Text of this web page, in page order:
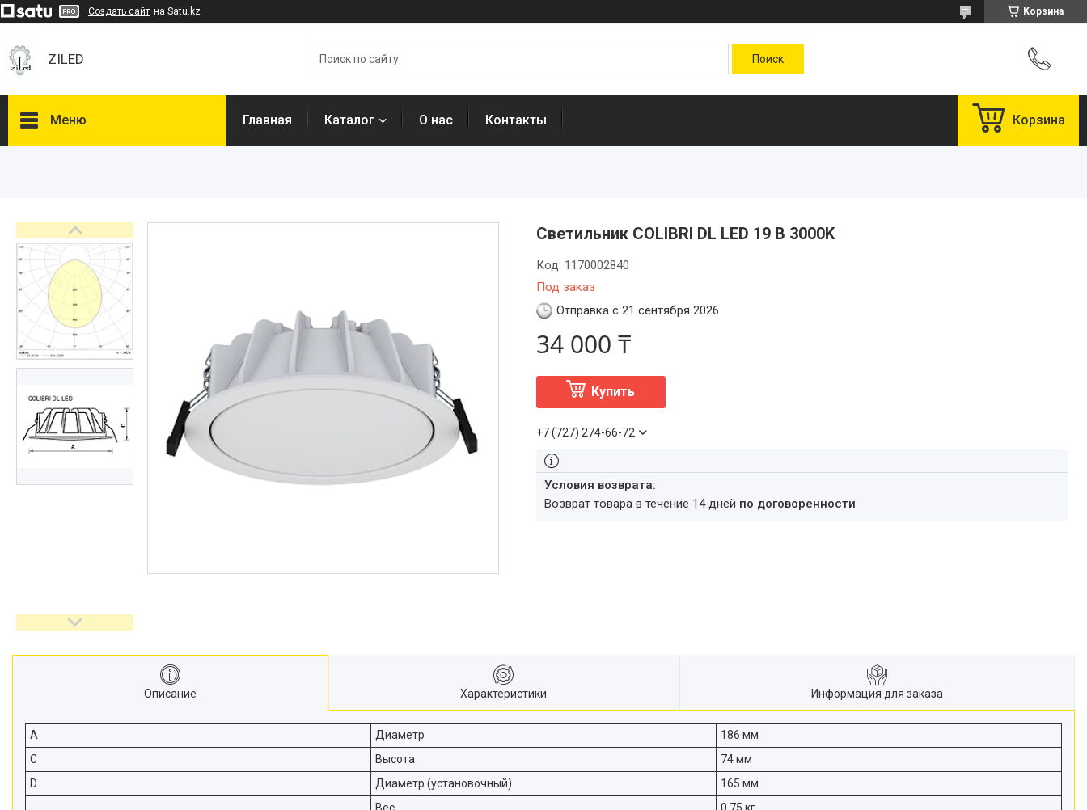
Создать сайт на Satu.kz Корзина
ZILED
Меню
ФАРЛАЙТ
АСТЗ
NLCO
INNOLUX
О нас
Отзывы
Главная Каталог О нас Контакты Корзина
Светильник COLIBRI DL LED 19 B 3000K
Под заказ
Код: 1170002840
Отправка с 21 сентября 2026
34 000 ₸
Купить
+7 (727) 274-66-72
возврат товара в течение 14 дней по договоренности
Описание Характеристики Информация для заказа
A Диаметр
186 мм
C
Высота
74 мм
D
Диаметр (установочный)
165 мм